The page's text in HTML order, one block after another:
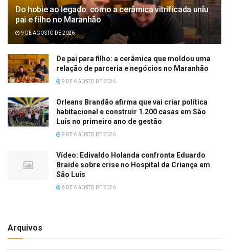
Do hobie ao legado: como a cerâmica vitrificada uniu
pai e filho no Maranhão
9 DE AGOSTO DE 2026
De pai para filho: a cerâmica que moldou uma
relação de parceria e negócios no Maranhão
9 DE AGOSTO DE 2026
Orleans Brandão afirma que vai criar política
habitacional e construir 1.200 casas em São
Luís no primeiro ano de gestão
9 DE AGOSTO DE 2026
Vídeo: Edivaldo Holanda confronta Eduardo
Braide sobre crise no Hospital da Criança em
São Luís
8 DE AGOSTO DE 2026
Arquivos